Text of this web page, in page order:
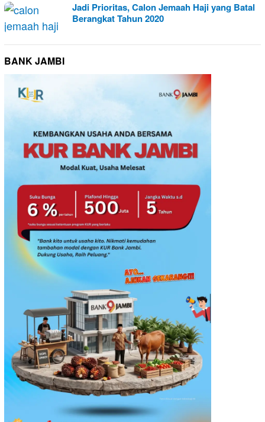
Jadi Prioritas, Calon Jemaah Haji yang Batal
Berangkat Tahun 2020
BANK JAMBI